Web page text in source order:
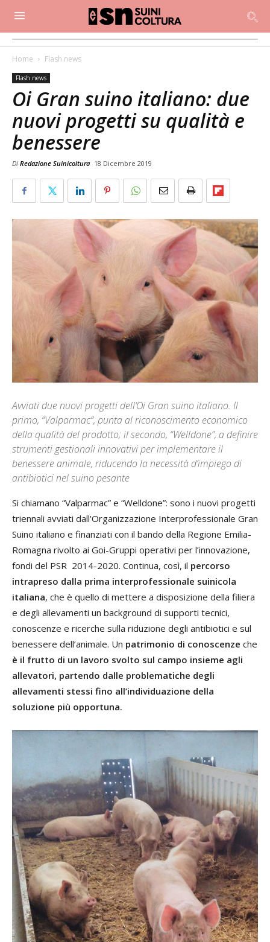
Home Flash news
Flash news
Oi Gran suino italiano: due
nuovi progetti su qualità e
benessere
Di Redazione Suinicoltura 18 Dicembre 2019
Avviati due nuovi progetti dell’Oi Gran suino italiano. Il
primo, “Valparmac”, punta al riconoscimento economico
della qualità del prodotto; il secondo, “Welldone”, a definire
strumenti gestionali innovativi per implementare il
benessere animale, riducendo la necessità d’impiego di
antibiotici nel suino pesante
Si chiamano “Valparmac” e “Welldone”: sono i nuovi progetti
triennali avviati dall'Organizzazione Interprofessionale Gran
Suino italiano e finanziati con il bando della Regione Emilia-
Romagna rivolto ai Goi-Gruppi operativi per l’innovazione,
fondi del PSR 2014-2020. Continua, così, il percorso
intrapreso dalla prima interprofessionale suinicola
italiana, che è quello di mettere a disposizione della filiera
e degli allevamenti un background di supporti tecnici,
conoscenze e ricerche sulla riduzione degli antibiotici e sul
benessere dell’animale. Un patrimonio di conoscenze che
è il frutto di un lavoro svolto sul campo insieme agli
allevatori, partendo dalle problematiche degli
allevamenti stessi fino all’individuazione della
soluzione più opportuna.